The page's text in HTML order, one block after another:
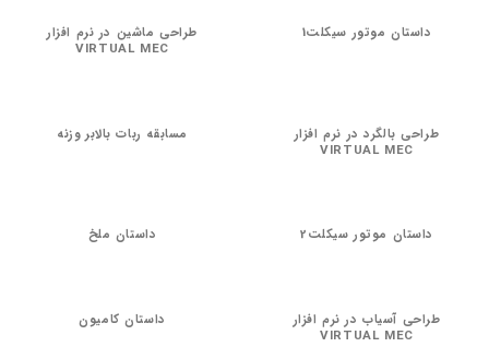
داستان موتور سیکلت1
طراحی ماشین در نرم افزار
VIRTUAL MEC
طراحی بالگرد در نرم افزار
VIRTUAL MEC
مسابقه ربات بالابر وزنه
داستان موتور سیکلت2 داستان ملخ
طراحی آسیاب در نرم افزار
VIRTUAL MEC
داستان کامیون